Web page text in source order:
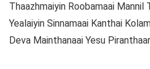
Thaazhmaiyin Roobamaai Mannil
Yealaiyin Sinnamaai Kanthai
Deva Mainthanaai Yesu Piranthaar